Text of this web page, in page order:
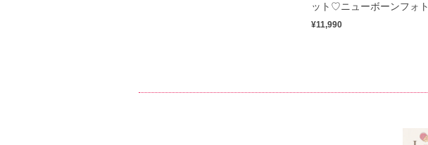
ット♡ニューボーンフォト
¥11,990